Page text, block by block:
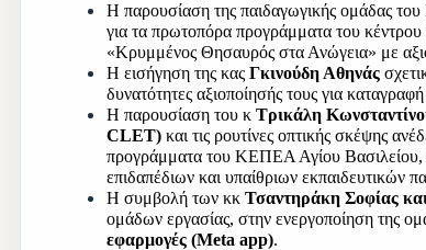
Η παρουσίαση της παιδαγωγικής ομάδας
για τα πρωτοπόρα προγράμματα του
«Κρυμμένος Θησαυρός στα Ανώγεια» με
Η εισήγηση της κας Γκινούδη Αθηνάς
δυνατότητες αξιοποίησής τους για
Η παρουσίαση του κ Τρικάλη
CLET) και τις ρουτίνες οπτικής σκέψης
προγράμματα του ΚΕΠΕΑ Αγίου Βασιλείου,
επιδαπέδιων και υπαίθριων εκπαιδευτικών
Η συμβολή των κκ Τσαντηράκη Σοφίας
ομάδων εργασίας, στην ενεργοποίηση της
εφαρμογές (Meta app).